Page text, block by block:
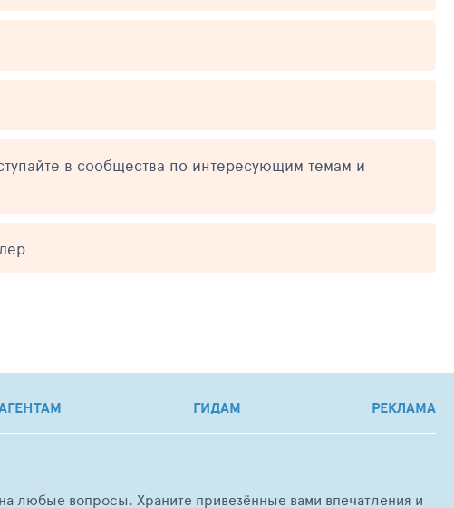
в сообщества по интересующим темам и
ГИДАМ РЕКЛАМА
любые вопросы. Храните привезённые вами впечатления и